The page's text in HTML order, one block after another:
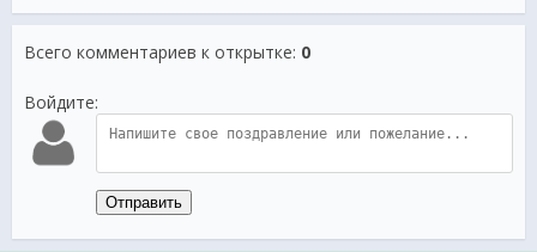
Всего комментариев к открытке: 0
Войдите:
Отправить